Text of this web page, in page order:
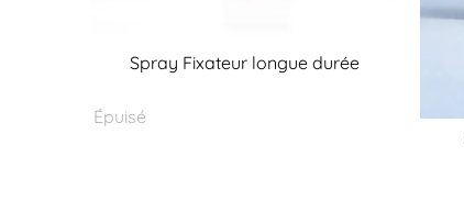
Spray Fixateur longue durée
Épuisé